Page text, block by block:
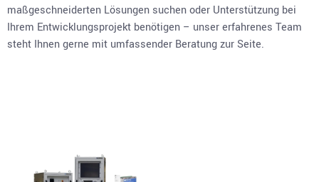
maßgeschneiderten Lösungen suchen oder Unterstützung bei
Ihrem Entwicklungsprojekt benötigen – unser erfahrenes Team
steht Ihnen gerne mit umfassender Beratung zur Seite.